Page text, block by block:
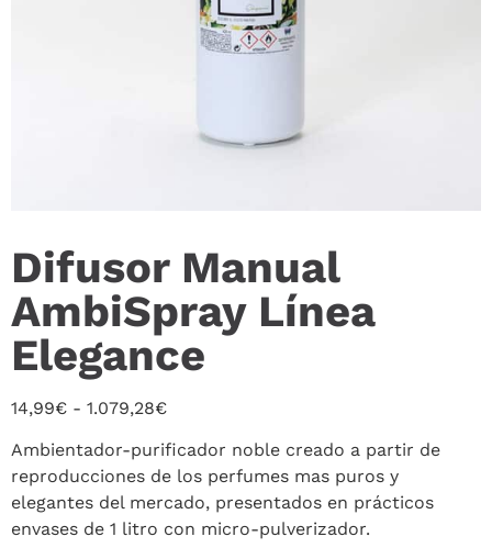
Difusor Manual
AmbiSpray Línea
Elegance
14,99€ - 1.079,28€
Ambientador-purificador noble creado a partir de
reproducciones de los perfumes mas puros y
elegantes del mercado, presentados en prácticos
envases de 1 litro con micro-pulverizador.